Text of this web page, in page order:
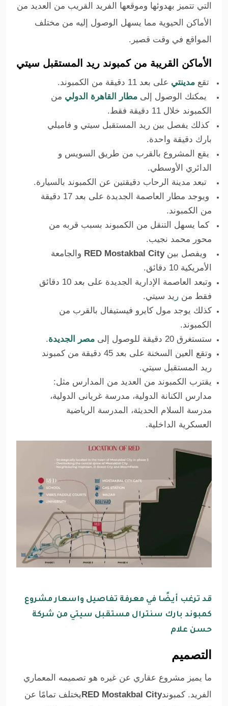
التي تتميز بهدوئها وموقعها الفريد القريب من العديد من
الأماكن الحيوية مما يسهل الوصول إليه من مختلف
المواقع في وقت قصير.
الأماكن القريبة من كمبوند ريد المستقبل سيتي
تقع مدينتي على بعد 11 دقيقة من الكمبوند.
يمكنك الوصول إلى مطار القاهرة الدولي من
الكمبوند خلال 11 دقيقة فقط.
كذلك يفصل بين ريد المستقبل سيتي و فاميلي
بارك دقيقة واحدة.
يقع المشروع بالقرب من طريق السويس و
الدائري الأوسطي.
تبعد مدينة الرحاب دقيقتين عن الكمبوند بالسيارة.
ويوجد مطار العاصمة الجديدة على بعد 17 دقيقة
من الكمبوند.
كما يسهل التنقل من الكمبوند بسبب قربه من
محور محمد نجيب.
ويفصل بين RED Mostakbal City
والجامعة
الأمريكية 10 دقائق.
وتبعد العاصمة الإدارية الجديدة على بعد 10 دقائق
فقط من ر يد سيتي.
كذلك يوجد مول كايرو فيستيفال بالقرب من
الكمبوند.
ستستغرق 20 دقيقة للوصول إلى
مصر الجديدة.
وتقع العين السخنة على بعد 45 دقيقة من كمبوند
ريد المستقبل سيتي.
يقترب الكمبوند من العديد من المدارس مثل:
مدارس الكنانة الدولية، مدرسة غريانى الدولية،
مدرسة السلام الحديثة، المدرسة الرياضية
العسكرية الداخلية.
قد ترغب أيضًا في معرفة تفاصيل واسعار مشروع
كمبوند بارك سنترال مستقبل سيتي من شركة
حسن علام
التصميم
ما يميز مشروع عقاري عن غيره هو تصميمه المعماري
الفريد. كمبوندRED Mostakbal City يختلف تمامًا عن